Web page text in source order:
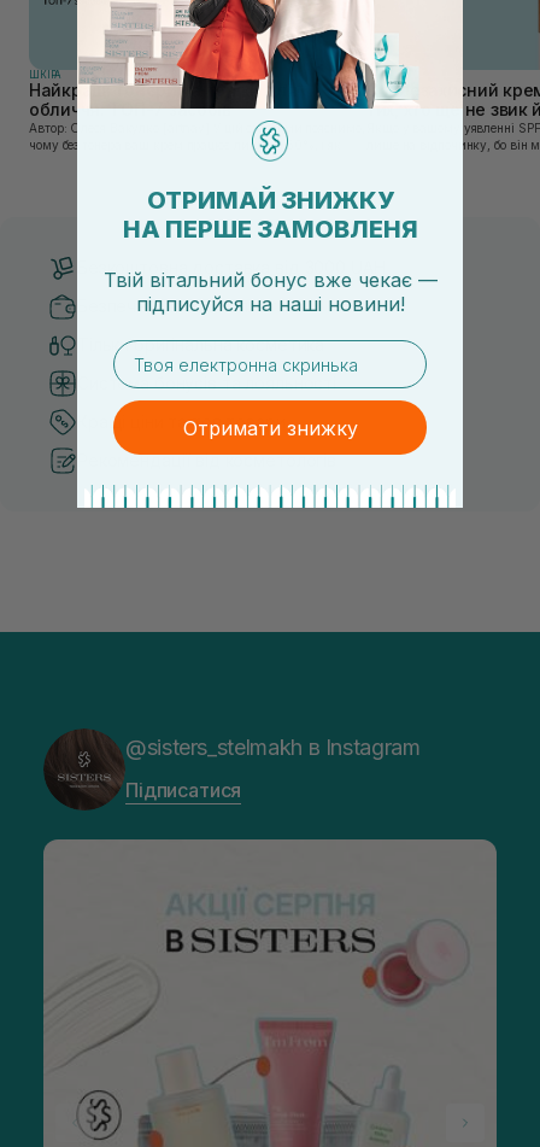
ШКIРА
Найкращі тонери та тоніки для
обличчя: ТОП-7 засобів
Автор: Олеся Вакулко [artnav] У цій статті ми пояснимо,
чому без тонера ваш крем працює лише на 50%, і як
знайти засіб під потреби саме вашої шкіри. Хибною є
ШКIРА
Сонцезахисний
тих, хто ще не звик
Якщо у вашому уявленні
лише на відпочинку, бо він
Безкоштовна доставка від 3000 UAH
Безпечні способи оплати
Тільки оригінальна косметика
Система бонусів та лояльності
Кращі ціни та топ товари
Рекомендації від косметологів
@sisters_stelmakh в Instagram
Підписатися
ОТРИМАЙ ЗНИЖКУ
НА ПЕРШЕ ЗАМОВЛЕНЯ
Твій вітальний бонус вже чекає —
підписуйся на наші новини!
email
Отримати знижку